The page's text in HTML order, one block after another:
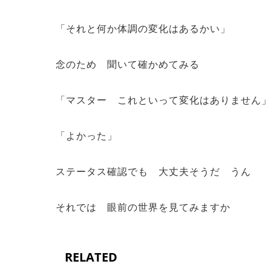
「それと何か体調の変化はあるかい」
念のため 聞いて確かめてみる
「マスター これといって変化はありません」
「よかった」
ステータス確認でも 大丈夫そうだ うん
それでは 眼前の世界を見てみますか
RELATED